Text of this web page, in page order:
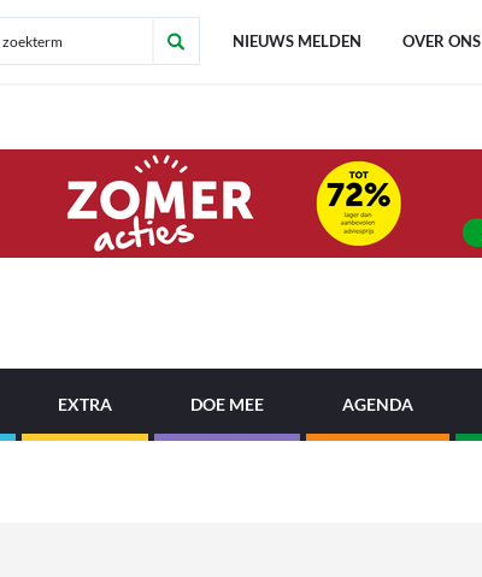
NIEUWS MELDEN OVER ONS
EXTRA DOE MEE AGENDA